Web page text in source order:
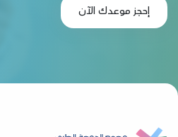
إحجز موعدك الآن